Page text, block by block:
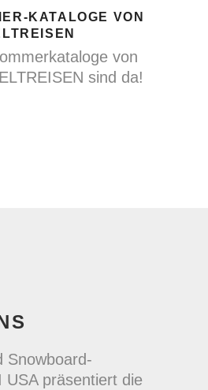
KATALOGE VON
von
sind da!
Snowboard-
USA präsentiert die